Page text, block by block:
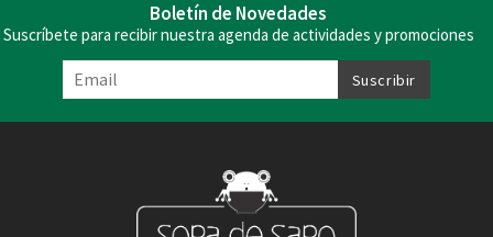
Boletín de Novedades
Suscríbete para recibir nuestra agenda de actividades y promociones